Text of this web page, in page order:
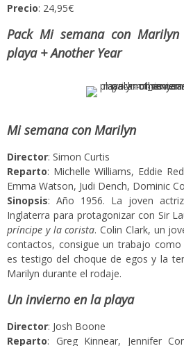
Precio: 24,95€
Pack Mi semana con
playa + Another Year
Mi semana con Marilyn
Director: Simon Curtis
Reparto: Michelle Williams, Eddie
Emma Watson, Judi Dench, Dominic
Sinopsis: Año 1956. La joven
Inglaterra para protagonizar con Sir
príncipe y la corista. Colin Clark, un
contactos, consigue un trabajo
es testigo del choque de egos y la
Marilyn durante el rodaje.
Un invierno en la playa
Director: Josh Boone
Reparto: Greg Kinnear, Jennifer